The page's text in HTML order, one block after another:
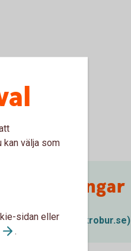
investeringar
(swedbankrobur.se)
välja som
sidan eller
.